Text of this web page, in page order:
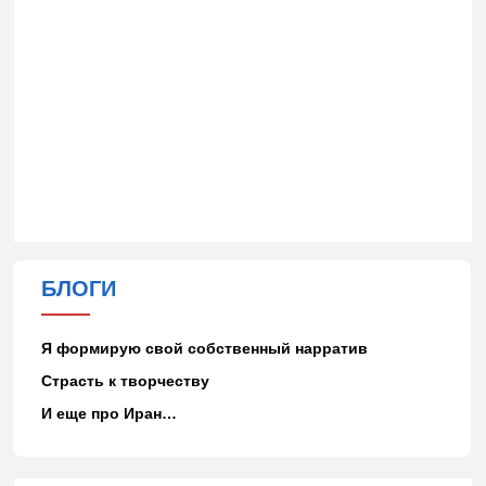
БЛОГИ
Я формирую свой собственный нарратив
Страсть к творчеству
И еще про Иран…